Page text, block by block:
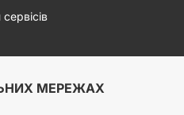
МЕРЕЖАХ